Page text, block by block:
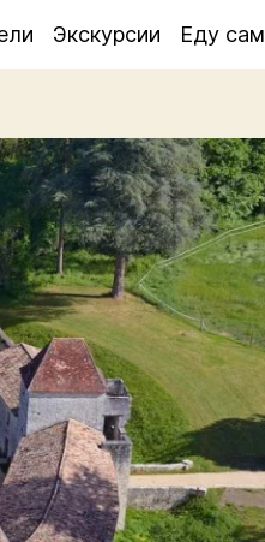
Экскурсии Еду сам